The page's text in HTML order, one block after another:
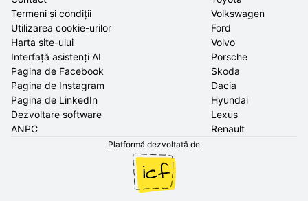
Termeni și condiții
Utilizarea cookie-urilor
Harta site-ului
Interfață asistenți AI
Pagina de Facebook
Pagina de Instagram
Pagina de LinkedIn
Dezvoltare software
ANPC
Volkswagen
Ford
Volvo
Porsche
Skoda
Dacia
Hyundai
Lexus
Renault
Platformă dezvoltată de